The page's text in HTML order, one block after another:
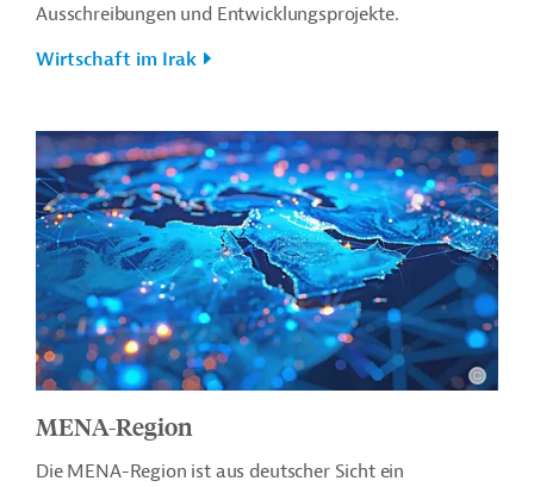
Ausschreibungen und Entwicklungsprojekte.
Wirtschaft im Irak
MENA-Region
Die MENA-Region ist aus deutscher Sicht ein